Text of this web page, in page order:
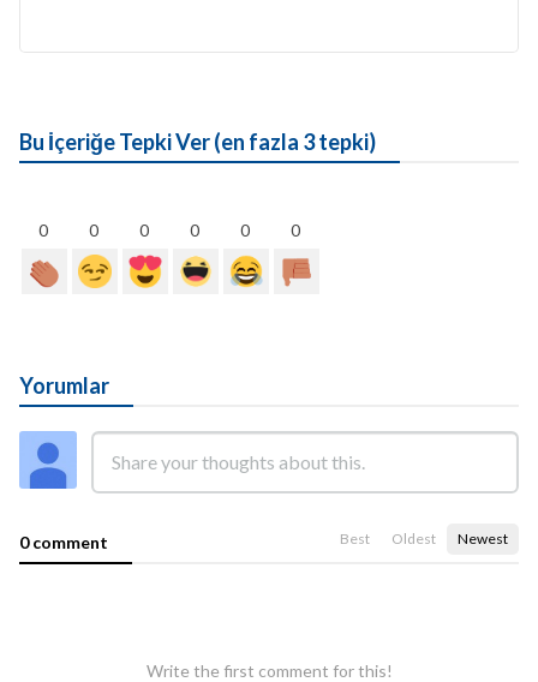
Bu İçeriğe Tepki Ver (en fazla 3 tepki)
0 0 0 0 0 0
Yorumlar
0 comment Best Oldest Newest
Write the first comment for this!